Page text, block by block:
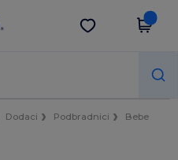
Preuzmi app
Dodaci Podbradnici
Bebe